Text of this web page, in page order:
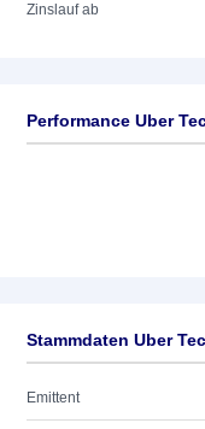
Zinslauf ab
Performance Uber
Stammdaten Uber
Emittent